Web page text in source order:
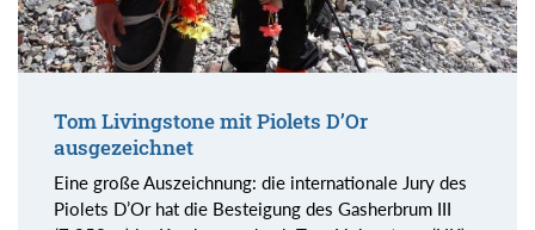
Tom Livingstone mit Piolets D’Or
ausgezeichnet
Eine große Auszeichnung: die internationale Jury des
Piolets D’Or hat die Besteigung des Gasherbrum III